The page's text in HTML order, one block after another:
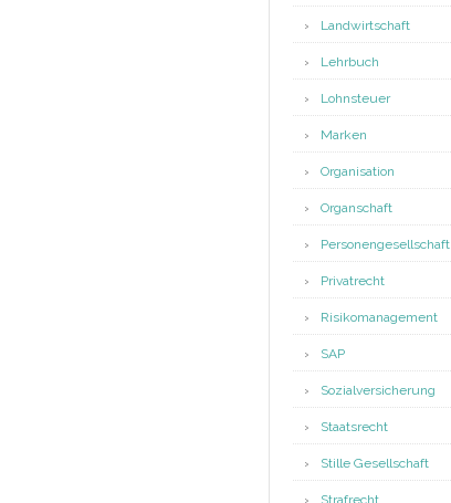
Landwirtschaft
Lehrbuch
Lohnsteuer
Marken
Organisation
Organschaft
Personengesellschaft
Privatrecht
Risikomanagement
SAP
Sozialversicherung
Staatsrecht
Stille Gesellschaft
Strafrecht